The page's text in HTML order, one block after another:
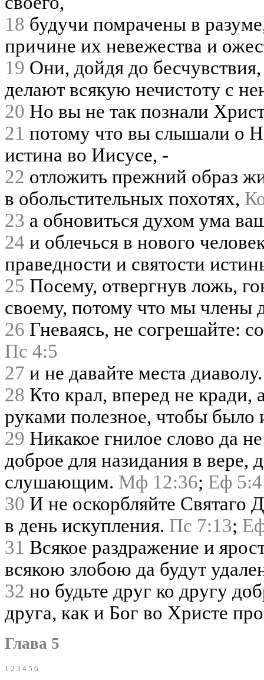
18 будучи помрачены в
причине их невежества и
19 Они, дойдя до
делают всякую нечистоту с
20 Но вы не так познали
21 потому что вы слышали о
истина во Иисусе, -
22 отложить прежний образ
в обольстительных похотях,
23 а обновиться духом ума
24 и облечься в нового
праведности и святости
25 Посему, отвергнув ложь,
своему, потому что мы члены
26 Гневаясь, не согрешайте:
Пс 4:5
27 и не давайте места
28 Кто крал, вперед не кради,
руками полезное, чтобы
29 Никакое гнилое слово да
доброе для назидания в вере,
слушающим. Мф 12:36; Еф 5:4
30 И не оскорбляйте Святаго
в день искупления. Пс 7:13;
31 Всякое раздражение и
всякою злобою да будут
32 но будьте друг ко другу
друга, как и Бог во Христе
Глава 5
1 2 3 4 5 6